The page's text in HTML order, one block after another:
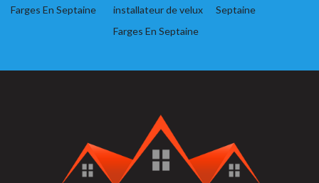
Farges En Septaine
installateur de velux
Farges En Septaine
Septaine